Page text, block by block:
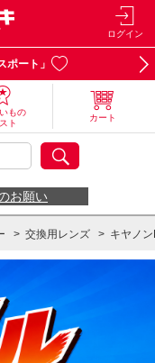
ログイン
ポート」
もの
ト
カート
お願い
> 交換用レンズ > キヤノ
ペーン2026」対象商品 / 購